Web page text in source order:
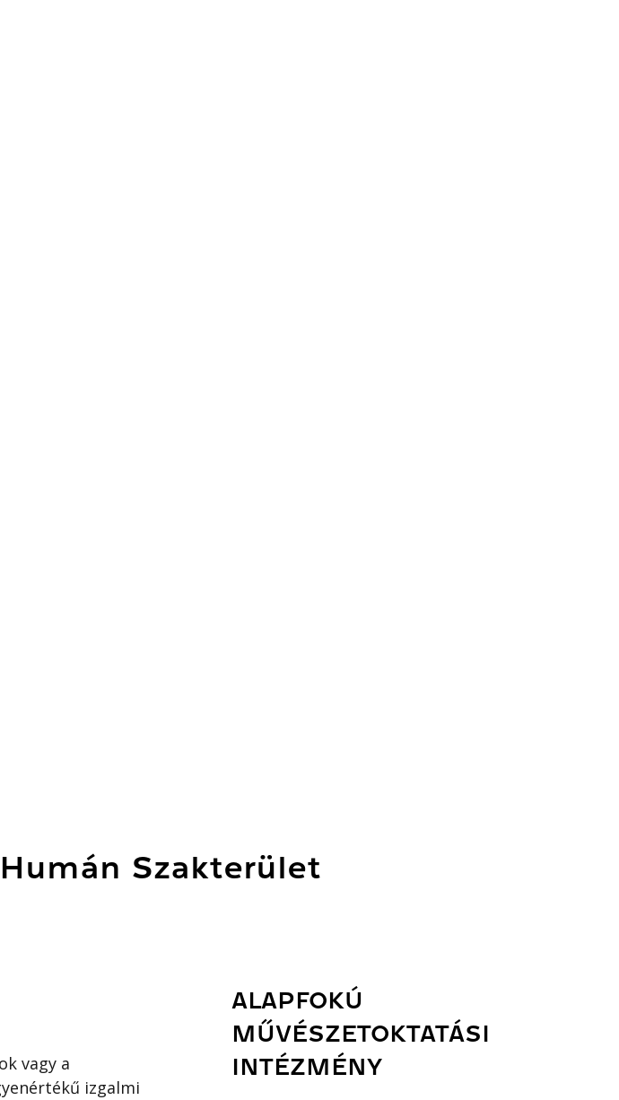
Szakterület
vagy a
izgalmi
ALAPFOKÚ
MŰVÉSZETOKTATÁSI
INTÉZMÉNY